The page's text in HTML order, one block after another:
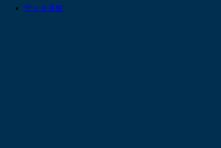
デッキ考察